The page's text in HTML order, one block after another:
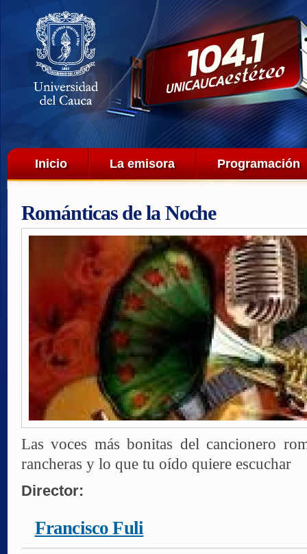
Menú principal
Inicio La emisora Programación
Románticas de la Noche
Las voces más bonitas del cancionero
rancheras y lo que tu oído quiere escuchar
Director:
Francisco Fuli